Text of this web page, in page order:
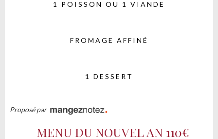
1 POISSON OU 1 VIANDE
FROMAGE AFFINÉ
1 DESSERT
Proposé par
MENU DU NOUVEL AN 110€